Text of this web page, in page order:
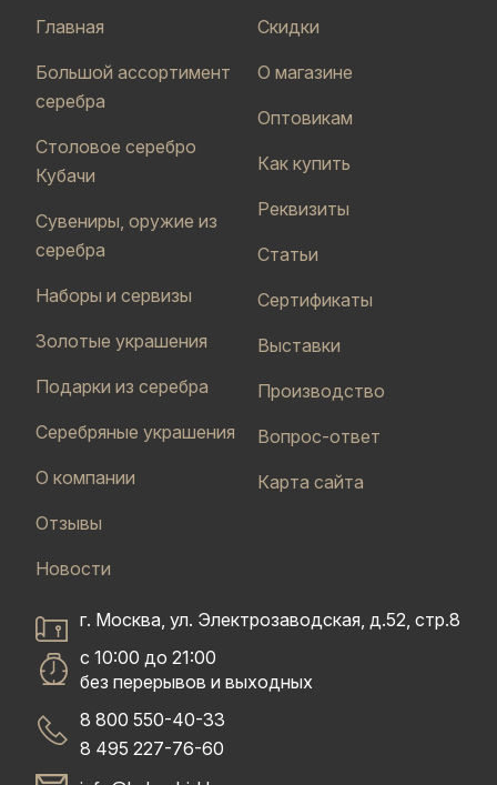
Главная
Большой ассортимент
серебра
Столовое серебро
Кубачи
Сувениры, оружие из
серебра
Наборы и сервизы
Золотые украшения
Подарки из серебра
Серебряные украшения
О компании
Отзывы
Новости
Скидки
О магазине
Оптовикам
Как купить
Реквизиты
Статьи
Сертификаты
Выставки
Производство
Вопрос-ответ
Карта сайта
г. Москва, ул. Электрозаводская, д.52, стр.8
с 10:00 до 21:00
без перерывов и выходных
8 800 550-40-33
8 495 227-76-60